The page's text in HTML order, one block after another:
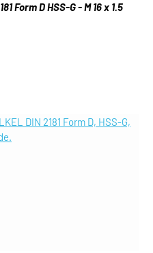
Form D HSS-G - M 16 x 1.5